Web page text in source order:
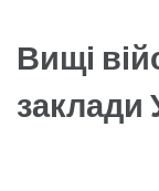
Вищі
заклади